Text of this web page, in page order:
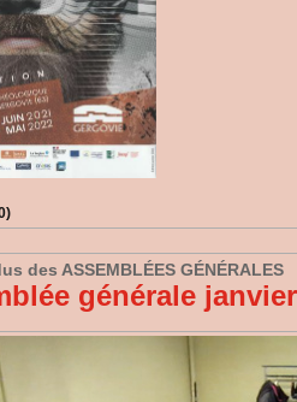
des ASSEMBLÉES GÉNÉRALES
générale